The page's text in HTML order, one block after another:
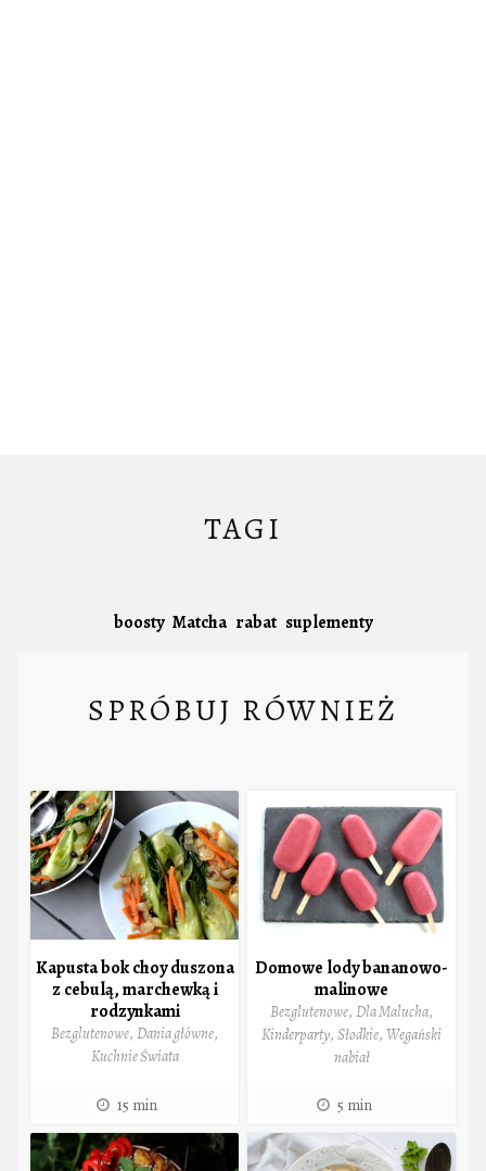
TAGI
boosty Matcha rabat suplementy
SPRÓBUJ RÓWNIEŻ
Kapusta bok choy duszona
z cebulą, marchewką i
rodzynkami
Bezglutenowe, Dania główne,
Kuchnie Świata
15 min
Domowe lody bananowo-
malinowe
Bezglutenowe, Dla Malucha,
Kinderparty, Słodkie, Wegański
nabiał
5 min